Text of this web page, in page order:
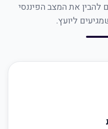
להבין את המצב הפיננסי
ליועץ.